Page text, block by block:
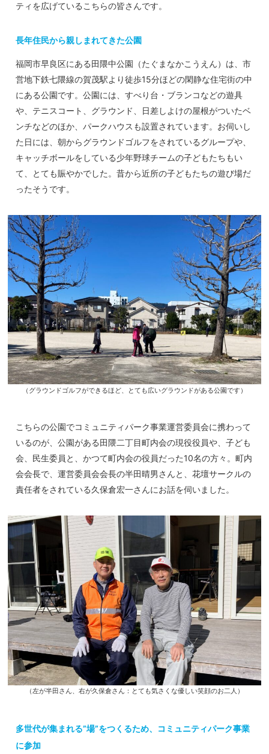
ティを広げているこちらの皆さんです。
長年住民から親しまれてきた公園
福岡市早良区にある田隈中公園（たぐまなかこうえん）は、市
営地下鉄七隈線の賀茂駅より徒歩15分ほどの閑静な住宅街の中
にある公園です。公園には、すべり台・ブランコなどの遊具
や、テニスコート、グラウンド、日差しよけの屋根がついたベ
ンチなどのほか、パークハウスも設置されています。お伺いし
た日には、朝からグラウンドゴルフをされているグループや、
キャッチボールをしている少年野球チームの子どもたちもい
て、とても賑やかでした。昔から近所の子どもたちの遊び場だ
ったそうです。
（グラウンドゴルフができるほど、とても広いグラウンドがある公園です）
こちらの公園でコミュニティパーク事業運営委員会に携わって
いるのが、公園がある田隈二丁目町内会の現役役員や、子ども
会、民生委員と、かつて町内会の役員だった10名の方々。町内
会会長で、運営委員会会長の半田晴男さんと、花壇サークルの
責任者をされている久保倉宏一さんにお話を伺いました。
（左が半田さん、右が久保倉さん：とても気さくな優しい笑顔のお二人）
多世代が集まれる”場”をつくるため、コミュニティパーク事業
に参加